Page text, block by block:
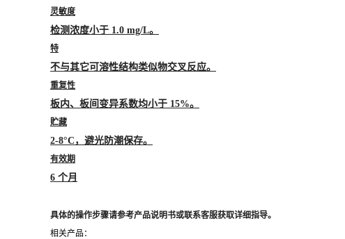
灵敏度
检测浓度小于 1.0 mg/L。
特
不与其它可溶性结构类似物交叉反应。
重复性
板内、板间变异系数均小于 15%。
贮藏
2-8°C，避光防潮保存。
有效期
6 个月
具体的操作步骤请参考产品说明书或联系客服获取详细指导。
相关产品：